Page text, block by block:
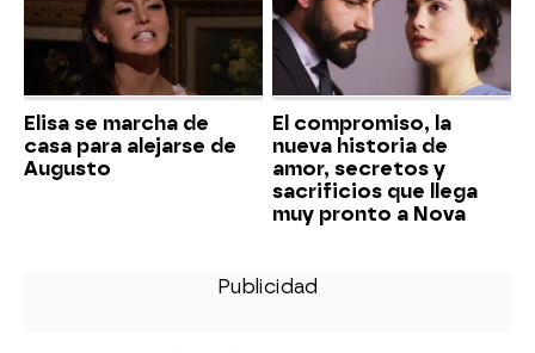
Elisa se marcha de
casa para alejarse de
Augusto
El compromiso, la
nueva historia de
amor, secretos y
sacrificios que llega
muy pronto a Nova